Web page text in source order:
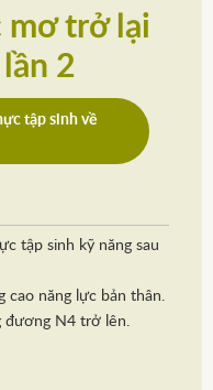
mơ trở lại
2
tập sinh về
tập sinh kỹ năng sau
cao năng lực bản thân.
đương N4 trở lên.